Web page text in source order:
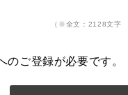
（※全文：2128文字
のご登録が必要です。